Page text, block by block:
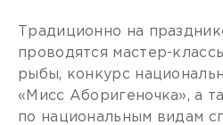
Традиционно на
проводятся мастер-
рыбы, конкурс
«Мисс Аборигеночка», а
по национальным видам